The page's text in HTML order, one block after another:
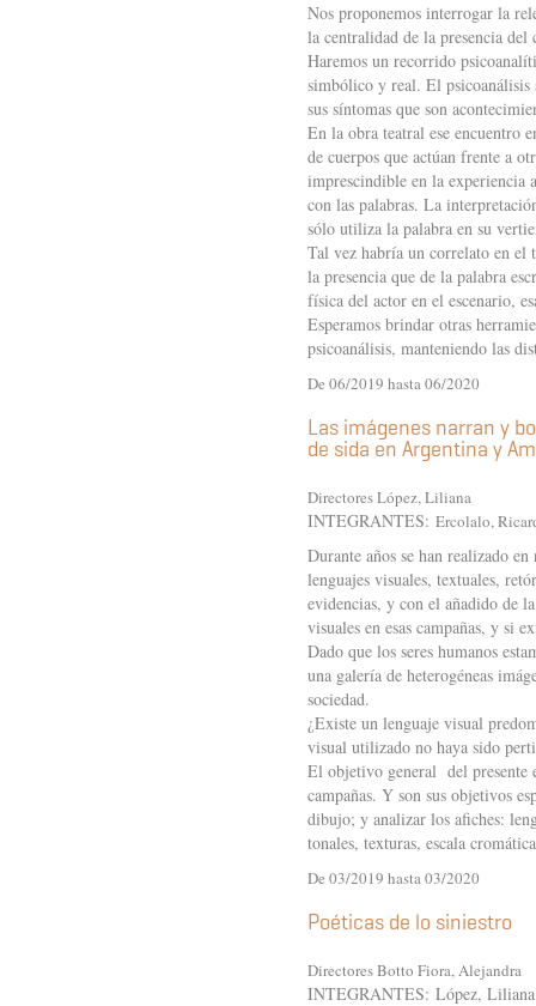
Nos proponemos interrogar la
la centralidad de la presencia del
Haremos un recorrido
simbólico y real. El psicoanálisis
sus síntomas que son
En la obra teatral ese encuentro
de cuerpos que actúan frente a
imprescindible en la experiencia
con las palabras. La
sólo utiliza la palabra en su
Tal vez habría un correlato en el
la presencia que de la palabra
física del actor en el escenario,
Esperamos brindar otras
psicoanálisis, manteniendo las
De 06/2019 hasta 06/2020
Las imágenes narran y
de sida en Argentina y
Directores López, Liliana
INTEGRANTES: Ercolalo,
Durante años se han realizado
lenguajes visuales, textuales,
evidencias, y con el añadido de
visuales en esas campañas, y si
Dado que los seres humanos
una galería de heterogéneas
sociedad.
¿Existe un lenguaje visual
visual utilizado no haya sido
El objetivo general del presente
campañas. Y son sus objetivos
dibujo; y analizar los afiches:
tonales, texturas, escala
De 03/2019 hasta 03/2020
Poéticas de lo siniestro
Directores Botto Fiora, Alejandra
INTEGRANTES: López,